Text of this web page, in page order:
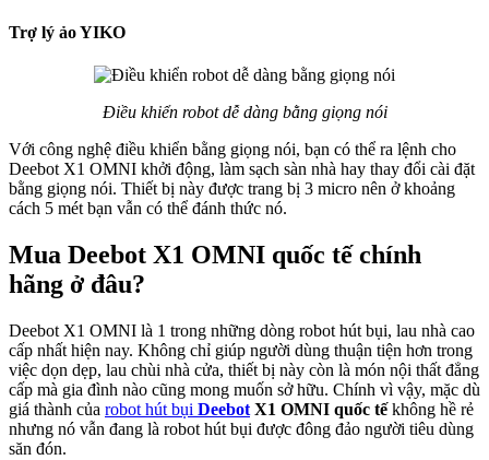
Trợ lý ảo YIKO
Điều khiển robot dễ dàng bằng giọng nói
Với công nghệ điều khiển bằng giọng nói, bạn có thể ra lệnh cho
Deebot X1 OMNI khởi động, làm sạch sàn nhà hay thay đổi cài đặt
bằng giọng nói. Thiết bị này được trang bị 3 micro nên ở khoảng
cách 5 mét bạn vẫn có thể đánh thức nó.
Mua Deebot X1 OMNI quốc tế chính
hãng ở đâu?
Deebot X1 OMNI là 1 trong những dòng robot hút bụi, lau nhà cao
cấp nhất hiện nay. Không chỉ giúp người dùng thuận tiện hơn trong
việc dọn dẹp, lau chùi nhà cửa, thiết bị này còn là món nội thất đẳng
cấp mà gia đình nào cũng mong muốn sở hữu. Chính vì vậy, mặc dù
giá thành của robot hút bụi Deebot X1 OMNI quốc tếkhông hề rẻ
nhưng nó vẫn đang là robot hút bụi được đông đảo người tiêu dùng
săn đón.